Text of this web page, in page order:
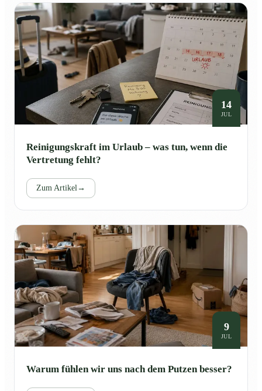
14
JUL
Reinigungskraft im Urlaub – was tun, wenn die
Vertretung fehlt?
Zum Artikel→
9
JUL
Warum fühlen wir uns nach dem Putzen besser?